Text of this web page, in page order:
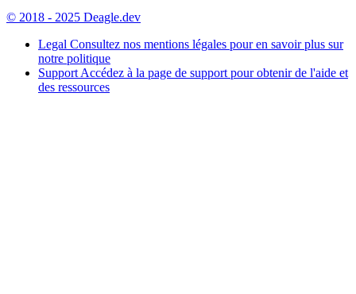
© 2018 - 2025 Deagle.dev
Legal Consultez nos mentions légales pour en savoir plus sur
notre politique
Support Accédez à la page de support pour obtenir de l'aide et
des ressources